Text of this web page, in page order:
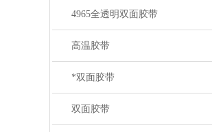
4965全透明双面胶带
高温胶带
*双面胶带
双面胶带